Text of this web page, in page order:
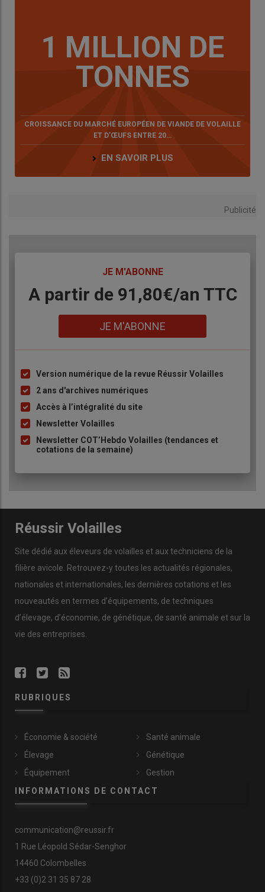
1 MILLION DE
TONNES
CROISSANCE DU MARCHÉ EUROPÉEN DE VIANDE DE VOLAILLE
ET D’ŒUFS ENTRE 20…
EN SAVOIR PLUS
Publicité
JE M'ABONNE
Body
A partir de 91,80€/an​ TTC
JE M'ABONNE
Liste
à
puce
Version numérique de la revue Réussir Volailles
2 ans d'archives numériques
Accès à l’intégralité du site
Newsletter Volailles
Newsletter COT’Hebdo Volailles (tendances et
cotations de la semaine)
Réussir Volailles
Site dédié aux éleveurs de volailles et aux techniciens de la
filière avicole. Retrouvez-y toutes les actualités régionales,
nationales et internationales, les dernières cotations et les
nouveautés en termes d’équipements, de techniques
d’élevage, d’économie, de génétique, de santé animale et sur la
vie des entreprises.
RUBRIQUES
Économie & société
Élevage
Équipement
Santé animale
Génétique
Gestion
INFORMATIONS DE CONTACT
communication@reussir.fr
1 Rue Léopold Sédar-Senghor
14460 Colombelles
+33 (0)2 31 35 87 28